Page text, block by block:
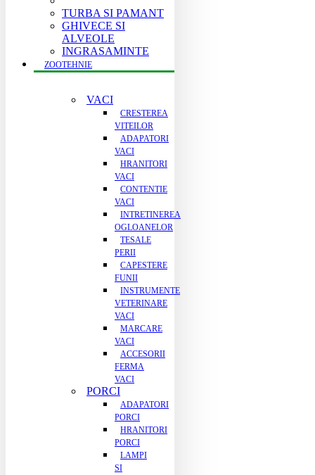
TURBA SI PAMANT
GHIVECE SI
ALVEOLE
INGRASAMINTE
ZOOTEHNIE
VACI
CRESTEREA
VITEILOR
ADAPATORI
VACI
HRANITORI
VACI
CONTENTIE
VACI
INTRETINEREA
OGLOANELOR
TESALE
PERII
CAPESTERE
FUNII
INSTRUMENTE
VETERINARE
VACI
MARCARE
VACI
ACCESORII
FERMA
VACI
PORCI
ADAPATORI
PORCI
HRANITORI
PORCI
LAMPI
SI